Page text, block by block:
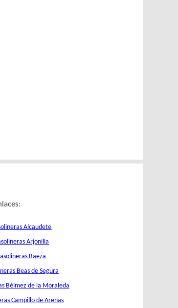
Alcaudete
Arjonilla
Baeza
Beas de Segura
Bélmez de la Moraleda
Campillo de Arenas